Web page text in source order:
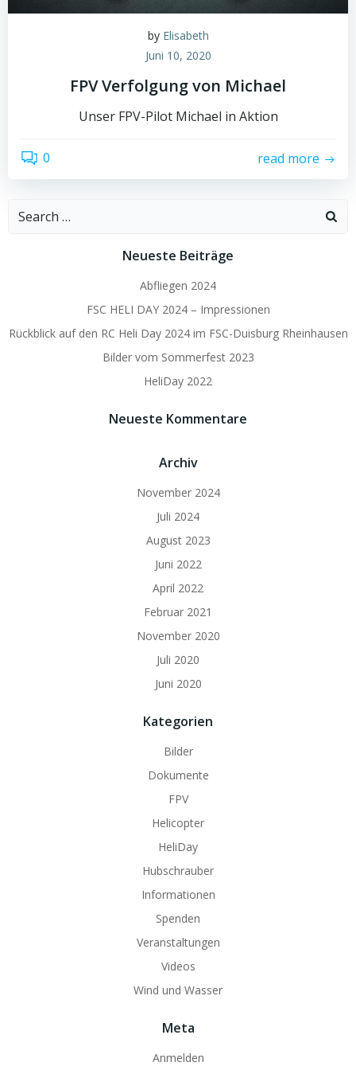
by Elisabeth
Juni 10, 2020
FPV Verfolgung von Michael
Unser FPV-Pilot Michael in Aktion
0 read more
Search
Neueste Beiträge
Abfliegen 2024
FSC HELI DAY 2024 – Impressionen
Rückblick auf den RC Heli Day 2024 im FSC-Duisburg Rheinhausen
Bilder vom Sommerfest 2023
HeliDay 2022
Neueste Kommentare
Archiv
November 2024
Juli 2024
August 2023
Juni 2022
April 2022
Februar 2021
November 2020
Juli 2020
Juni 2020
Kategorien
Bilder
Dokumente
FPV
Helicopter
HeliDay
Hubschrauber
Informationen
Spenden
Veranstaltungen
Videos
Wind und Wasser
Meta
Anmelden